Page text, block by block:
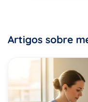
Artigos sobre